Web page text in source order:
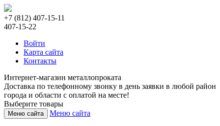
+7 (812) 407-15-11
407-15-22
Войти
Карта сайта
Контакты
Интернет-магазин металлопроката
Доставка по телефонному звонку в день заявки в любой район
города и области с оплатой на месте!
Выберите товары
Меню сайта Меню сайта